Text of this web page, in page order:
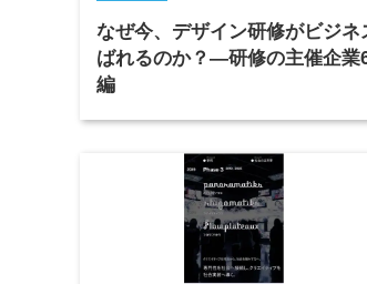
なぜ今、デザイン研修がビジネ
ばれるのか？―研修の主催企
編